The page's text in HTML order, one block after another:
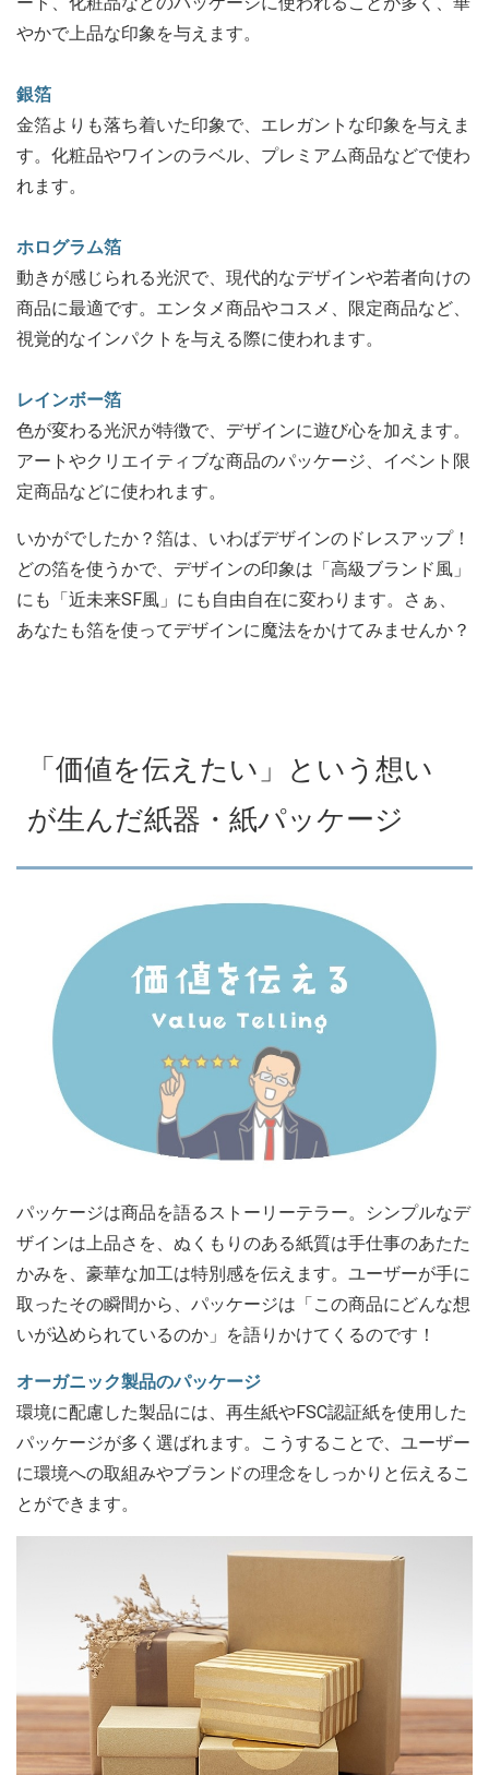
やかで上品な印象を与えます。
銀箔
金箔よりも落ち着いた印象で、エレガントな印象を与えま
す。化粧品やワインのラベル、プレミアム商品などで使わ
れます。
ホログラム箔
動きが感じられる光沢で、現代的なデザインや若者向けの
商品に最適です。エンタメ商品やコスメ、限定商品など、
視覚的なインパクトを与える際に使われます。
レインボー箔
色が変わる光沢が特徴で、デザインに遊び心を加えます。
アートやクリエイティブな商品のパッケージ、イベント限
定商品などに使われます。
いかがでしたか？箔は、いわばデザインのドレスアップ！
どの箔を使うかで、デザインの印象は「高級ブランド風」
にも「近未来SF風」にも自由自在に変わります。さぁ、
あなたも箔を使ってデザインに魔法をかけてみませんか？
「価値を伝えたい」という想い
が生んだ紙器・紙パッケージ
パッケージは商品を語るストーリーテラー。シンプルなデ
ザインは上品さを、ぬくもりのある紙質は手仕事のあたた
かみを、豪華な加工は特別感を伝えます。ユーザーが手に
取ったその瞬間から、パッケージは「この商品にどんな想
いが込められているのか」を語りかけてくるのです！
オーガニック製品のパッケージ
環境に配慮した製品には、再生紙やFSC認証紙を使用した
パッケージが多く選ばれます。こうすることで、ユーザー
に環境への取組みやブランドの理念をしっかりと伝えるこ
とができます。